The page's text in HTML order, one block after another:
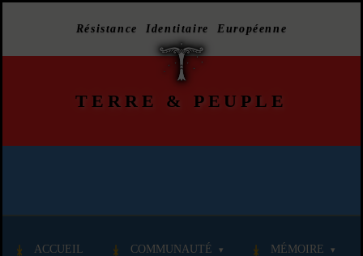
Résistance Identitaire Européenne
TERRE & PEUPLE
ACCUEIL COMMUNAUTÉ MÉMOIRE